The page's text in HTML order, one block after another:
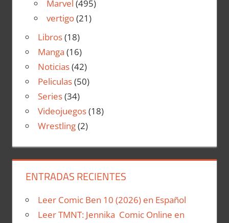
Marvel (495)
vertigo(21)
Libros(18)
Manga (16)
Noticias(42)
Peliculas(50)
Series(34)
Videojuegos(18)
Wrestling(2)
ENTRADAS RECIENTES
Leer Comic Ben 10 (2026) en Español
Leer TMNT: Jennika Comic Online en